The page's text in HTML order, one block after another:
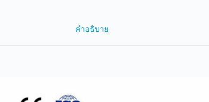
คำอธิบาย